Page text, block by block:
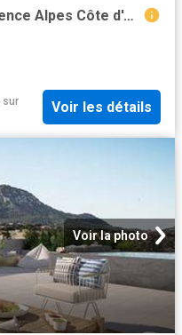
2 chambres, Martigues Provence Alpes Côte d'Azur 13500 92176912
sur
Voir les détails
Voir la photo